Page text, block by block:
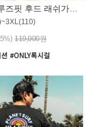
119,000원